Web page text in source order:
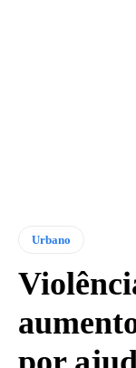
Urbano